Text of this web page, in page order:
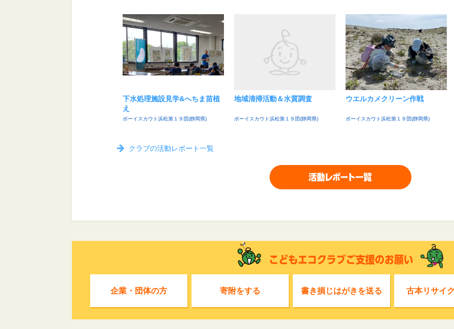
下水処理施設見学&へちま苗植
え
ボーイスカウト浜松第１９団(静岡県)
地域清掃活動＆水質調査
ボーイスカウト浜松第１９団(静岡県)
ウエルカメクリーン作戦
ボーイスカウト浜松第１９団(静岡県)
クラブの活動レポート一覧
企業・団体の方 寄附をする 書き損じはがきを送る 古本リサイ